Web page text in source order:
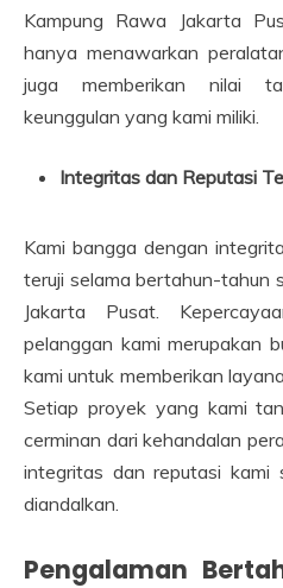
Kampung Rawa Jakarta
hanya menawarkan
juga memberikan nilai
keunggulan yang kami miliki.
Integritas dan Reputasi
Kami bangga dengan
teruji selama bertahun-tahun
Jakarta Pusat.
pelanggan kami merupakan
kami untuk memberikan
Setiap proyek yang kami
cerminan dari kehandalan
integritas dan reputasi
diandalkan.
Pengalaman